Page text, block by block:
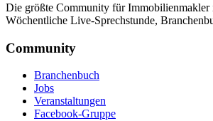
Die größte Community für
Wöchentliche Live-Sprechstunde,
Community
Branchenbuch
Jobs
Veranstaltungen
Facebook-Gruppe